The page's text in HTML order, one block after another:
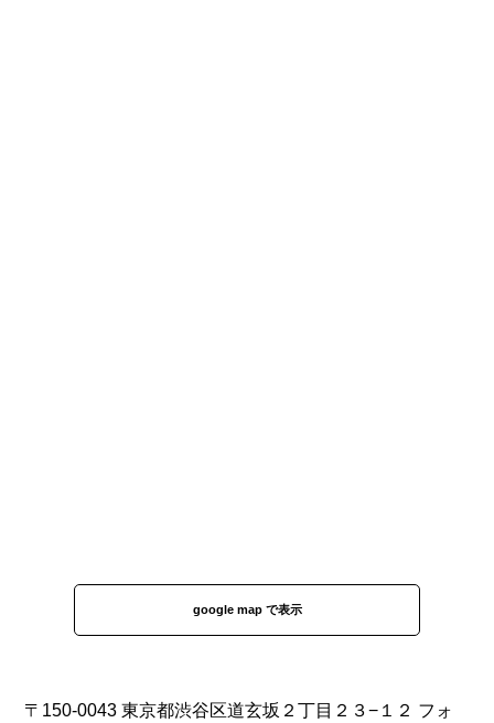
google map で表示
〒150-0043 東京都渋谷区道玄坂２丁目２３−１２ フォ